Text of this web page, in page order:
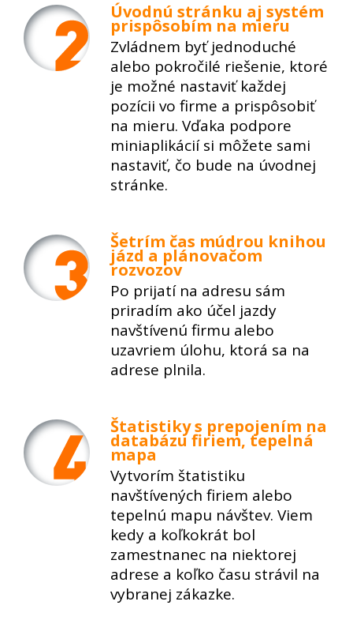
Úvodnú stránku aj systém
prispôsobím na mieru
Zvládnem byť jednoduché
alebo pokročilé riešenie, ktoré
je možné nastaviť každej
pozícii vo firme a prispôsobiť
na mieru. Vďaka podpore
miniaplikácií si môžete sami
nastaviť, čo bude na úvodnej
stránke.
Šetrím čas múdrou knihou
jázd a plánovačom
rozvozov
Po prijatí na adresu sám
priradím ako účel jazdy
navštívenú firmu alebo
uzavriem úlohu, ktorá sa na
adrese plnila.
Štatistiky s prepojením na
databázu firiem, tepelná
mapa
Vytvorím štatistiku
navštívených firiem alebo
tepelnú mapu návštev. Viem
kedy a koľkokrát bol
zamestnanec na niektorej
adrese a koľko času strávil na
vybranej zákazke.